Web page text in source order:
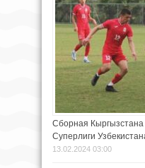
Сборная
Суперлиги
13.02.2024 03:00